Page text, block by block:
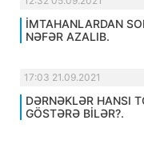
İMTAHANLARDAN
NƏFƏR AZALIB.
17:03 21.09.2021
DƏRNƏKLƏR HANSI
GÖSTƏRƏ BİLƏR?.